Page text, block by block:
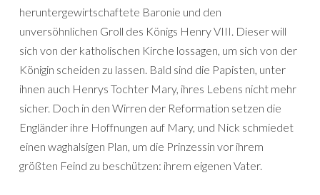
heruntergewirtschaftete Baronie und den
unversöhnlichen Groll des Königs Henry VIII. Dieser will
sich von der katholischen Kirche lossagen, um sich von der
Königin scheiden zu lassen. Bald sind die Papisten, unter
ihnen auch Henrys Tochter Mary, ihres Lebens nicht mehr
sicher. Doch in den Wirren der Reformation setzen die
Engländer ihre Hoffnungen auf Mary, und Nick schmiedet
einen waghalsigen Plan, um die Prinzessin vor ihrem
größten Feind zu beschützen: ihrem eigenen Vater.